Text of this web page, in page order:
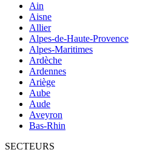
Ain
Aisne
Allier
Alpes-de-Haute-Provence
Alpes-Maritimes
Ardèche
Ardennes
Ariège
Aube
Aude
Aveyron
Bas-Rhin
SECTEURS